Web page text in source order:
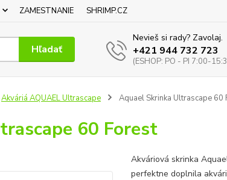
ZAMESTNANIE SHRIMP.CZ
Hľadať
Nevieš si rady? Zavolaj.
+421 944 732 723
(ESHOP: PO - PI 7:00-
Akváriá AQUAEL Ultrascape Aquael Skrinka Ultrascape 60
60 Forest
Akváriová skrinka
perfektne doplnila